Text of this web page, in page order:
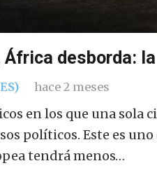
África desborda:
hace 2 meses
en los que una sola
políticos. Este es
tendrá menos…